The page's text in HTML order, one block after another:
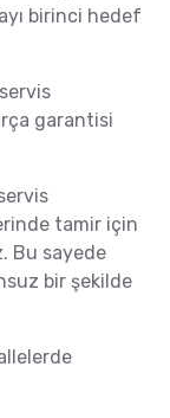
birinci hedef
garantisi
tamir için
Bu sayede
bir şekilde